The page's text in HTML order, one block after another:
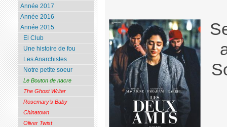
Année 2017
Année 2016
Année 2015
El Club
Une histoire de fou
Les Anarchistes
Notre petite soeur
Le Bouton de nacre
The Ghost Writer
Rosemary’s Baby
Chinatown
Oliver Twist